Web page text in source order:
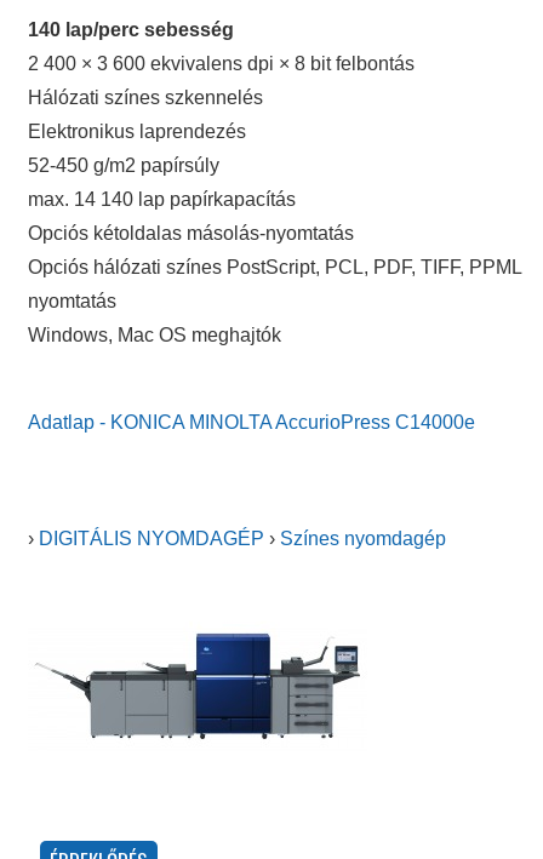
140 lap/perc sebesség
2 400 × 3 600 ekvivalens dpi × 8 bit felbontás
Hálózati színes szkennelés
Elektronikus laprendezés
52-450 g/m2 papírsúly
max. 14 140 lap papírkapacítás
Opciós kétoldalas másolás-nyomtatás
Opciós hálózati színes PostScript, PCL, PDF, TIFF, PPML
nyomtatás
Windows, Mac OS meghajtók
Adatlap - KONICA MINOLTA AccurioPress C14000e
› DIGITÁLIS NYOMDAGÉP › Színes nyomdagép